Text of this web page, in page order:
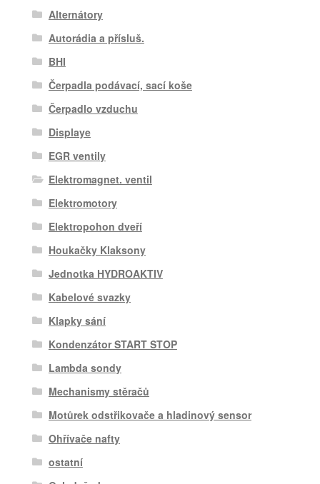
Alternátory
Autorádia a přísluš.
BHI
Čerpadla podávací, sací koše
Čerpadlo vzduchu
Displaye
EGR ventily
Elektromagnet. ventil
Elektromotory
Elektropohon dveří
Houkačky Klaksony
Jednotka HYDROAKTIV
Kabelové svazky
Klapky sání
Kondenzátor START STOP
Lambda sondy
Mechanismy stěračů
Motůrek odstřikovače a hladinový sensor
Ohřívače nafty
ostatní